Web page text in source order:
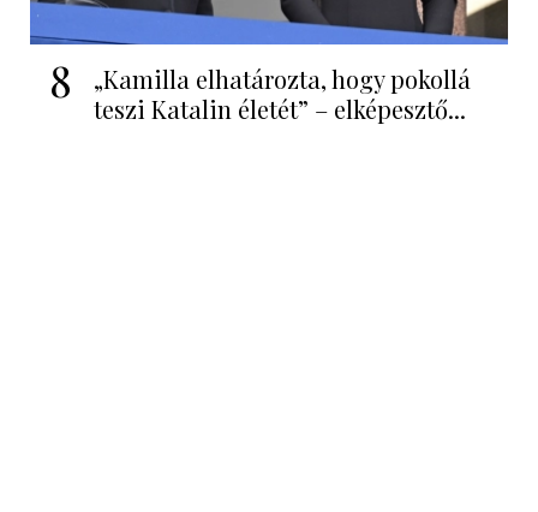
8
„Kamilla elhatározta, hogy pokollá
teszi Katalin életét” – elképesztő...